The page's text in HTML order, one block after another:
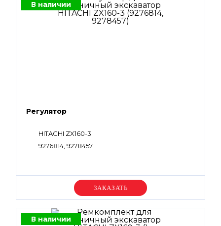
В наличии
Регулятор
HITACHI ZX160-3
9276814, 9278457
Уточняйте цену
В наличии